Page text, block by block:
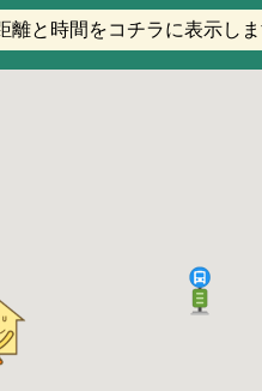
離と時間をコチラに表示し